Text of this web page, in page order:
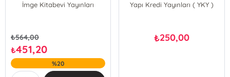
Ümit Aslanbay
İmge Kitabevi Yayınları
₺564,00
₺451,20
%20
Yapı Kredi Yayınları ( YKY )
₺250,00